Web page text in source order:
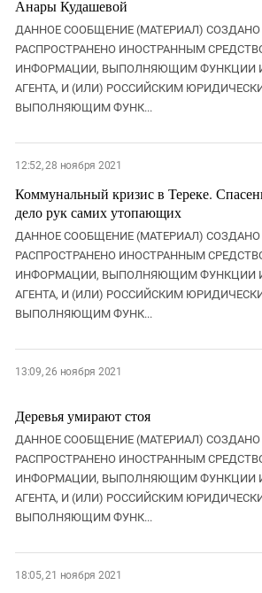
Анары Кудашевой
ДАННОЕ СООБЩЕНИЕ (МАТЕРИАЛ) СОЗДАНО
РАСПРОСТРАНЕНО ИНОСТРАННЫМ
ИНФОРМАЦИИ, ВЫПОЛНЯЮЩИМ ФУНКЦИИ
АГЕНТА, И (ИЛИ) РОССИЙСКИМ
ВЫПОЛНЯЮЩИМ ФУНК...
12:52, 28 ноября 2021
Коммунальный кризис в Тереке.
дело рук самих утопающих
ДАННОЕ СООБЩЕНИЕ (МАТЕРИАЛ) СОЗДАНО
РАСПРОСТРАНЕНО ИНОСТРАННЫМ
ИНФОРМАЦИИ, ВЫПОЛНЯЮЩИМ ФУНКЦИИ
АГЕНТА, И (ИЛИ) РОССИЙСКИМ
ВЫПОЛНЯЮЩИМ ФУНК...
13:09, 26 ноября 2021
Деревья умирают стоя
ДАННОЕ СООБЩЕНИЕ (МАТЕРИАЛ) СОЗДАНО
РАСПРОСТРАНЕНО ИНОСТРАННЫМ
ИНФОРМАЦИИ, ВЫПОЛНЯЮЩИМ ФУНКЦИИ
АГЕНТА, И (ИЛИ) РОССИЙСКИМ
ВЫПОЛНЯЮЩИМ ФУНК...
18:05, 21 ноября 2021